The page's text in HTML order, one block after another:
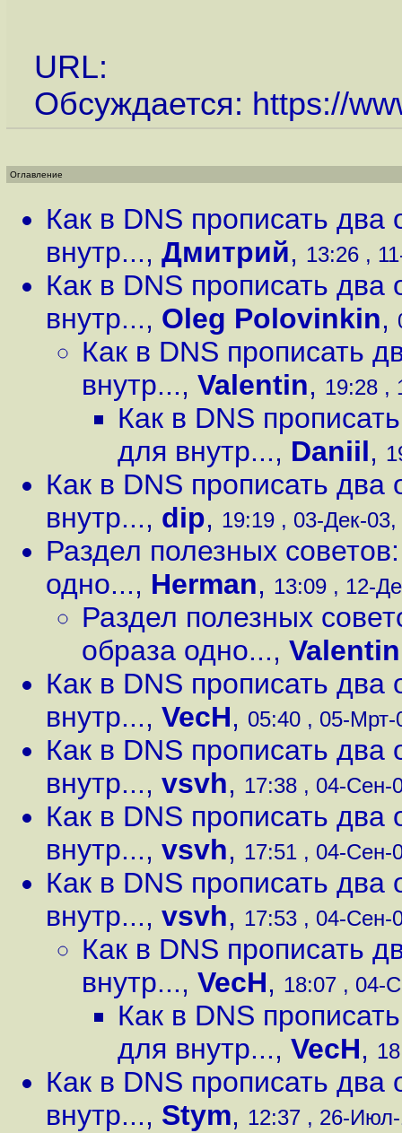
URL:
Обсуждается: https://
Оглавление
Как в DNS прописать
внутр..., Дмитрий, 13:26 ,
Как в DNS прописать
внутр..., Oleg Polovinkin,
Как в DNS прописать
внутр..., Valentin, 19:28 ,
Как в DNS
для внутр..., Daniil,
Как в DNS прописать
внутр..., dip, 19:19 , 03-Дек-03,
Раздел полезных
одно..., Herman, 13:09 , 12-
Раздел полезных
образа одно..., Valentin
Как в DNS прописать
внутр..., VecH, 05:40 , 05-Мрт-
Как в DNS прописать
внутр..., vsvh, 17:38 , 04-Сен-
Как в DNS прописать
внутр..., vsvh, 17:51 , 04-Сен-
Как в DNS прописать
внутр..., vsvh, 17:53 , 04-Сен-
Как в DNS прописать
внутр..., VecH, 18:07 , 04-
Как в DNS
для внутр..., VecH,
Как в DNS прописать
внутр..., Stym, 12:37 , 26-